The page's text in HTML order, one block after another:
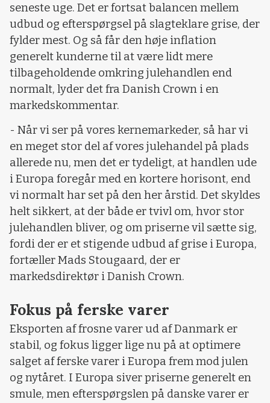
seneste uge. Det er fortsat balancen mellem
udbud og efterspørgsel på slagteklare grise, der
fylder mest. Og så får den høje inflation
generelt kunderne til at være lidt mere
tilbageholdende omkring julehandlen end
normalt, lyder det fra Danish Crown i en
markedskommentar.
- Når vi ser på vores kernemarkeder, så har vi
en meget stor del af vores julehandel på plads
allerede nu, men det er tydeligt, at handlen ude
i Europa foregår med en kortere horisont, end
vi normalt har set på den her årstid. Det skyldes
helt sikkert, at der både er tvivl om, hvor stor
julehandlen bliver, og om priserne vil sætte sig,
fordi der er et stigende udbud af grise i Europa,
fortæller Mads Stougaard, der er
markedsdirektør i Danish Crown.
Fokus på ferske varer
Eksporten af frosne varer ud af Danmark er
stabil, og fokus ligger lige nu på at optimere
salget af ferske varer i Europa frem mod julen
og nytåret. I Europa siver priserne generelt en
smule, men efterspørgslen på danske varer er